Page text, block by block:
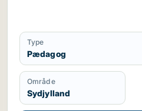
Type
Pædagog
Område
Sydjylland